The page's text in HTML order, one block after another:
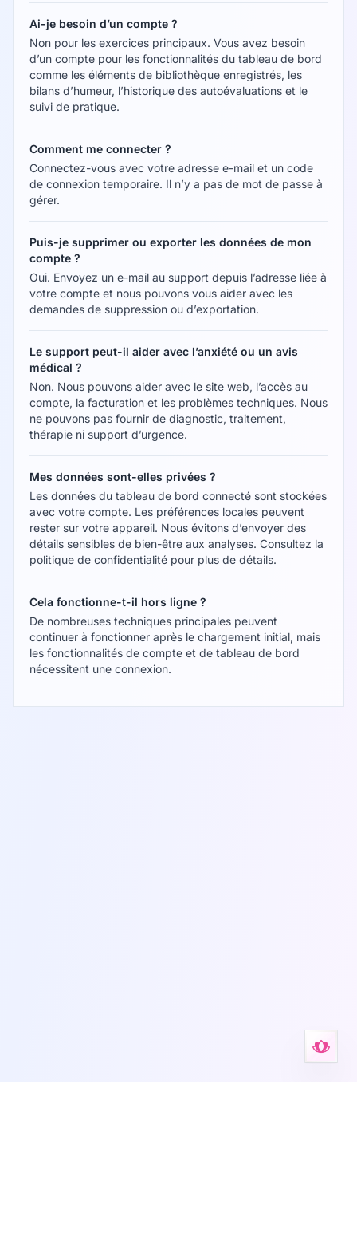
Ai-je besoin d’un compte ?
Non pour les exercices principaux. Vous avez besoin
d’un compte pour les fonctionnalités du tableau de bord
comme les éléments de bibliothèque enregistrés, les
bilans d’humeur, l’historique des autoévaluations et le
suivi de pratique.
Comment me connecter ?
Connectez-vous avec votre adresse e-mail et un code
de connexion temporaire. Il n’y a pas de mot de passe à
gérer.
Puis-je supprimer ou exporter les données de mon
compte ?
Oui. Envoyez un e-mail au support depuis l’adresse liée à
votre compte et nous pouvons vous aider avec les
demandes de suppression ou d’exportation.
Le support peut-il aider avec l’anxiété ou un avis
médical ?
Non. Nous pouvons aider avec le site web, l’accès au
compte, la facturation et les problèmes techniques. Nous
ne pouvons pas fournir de diagnostic, traitement,
thérapie ni support d’urgence.
Mes données sont-elles privées ?
Les données du tableau de bord connecté sont stockées
avec votre compte. Les préférences locales peuvent
rester sur votre appareil. Nous évitons d’envoyer des
détails sensibles de bien-être aux analyses. Consultez la
politique de confidentialité pour plus de détails.
Cela fonctionne-t-il hors ligne ?
De nombreuses techniques principales peuvent
continuer à fonctionner après le chargement initial, mais
les fonctionnalités de compte et de tableau de bord
nécessitent une connexion.